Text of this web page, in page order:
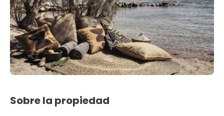
Sobre la propiedad